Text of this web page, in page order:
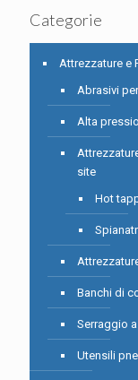
Categorie
Attrezzature e
Abrasivi
Alta
site
Hot
Banchi di
Serraggio
Utensili